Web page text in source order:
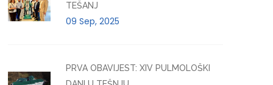
TEŠANJ
09 Sep, 2025
PRVA OBAVIJEST: XIV PULMOLOŠKI